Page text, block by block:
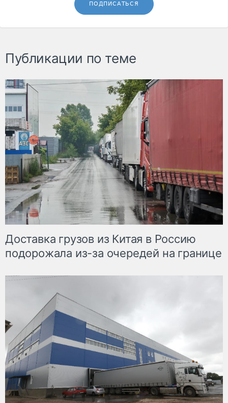
ПОДПИСАТЬСЯ
Публикации по теме
Доставка грузов из Китая в Россию
подорожала из-за очередей на границе